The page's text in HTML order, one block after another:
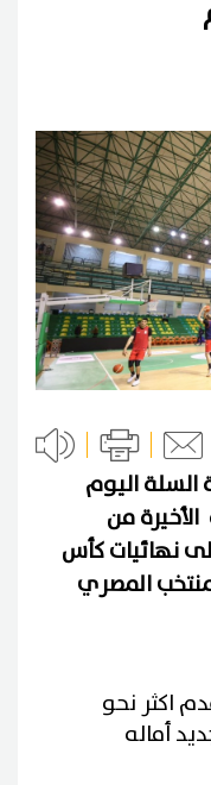
السلة اليوم
من
نهائيات كأس
المصري
اكثر نحو
أماله